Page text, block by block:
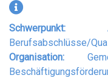
Schwerpunkt:
Berufsabschlüsse/
Organisation: